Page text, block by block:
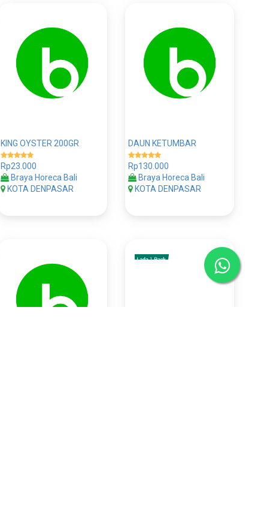
KING OYSTER 200GR
Rp23.000
Braya Horeca Bali
KOTA DENPASAR
DAUN KETUMBAR
Rp130.000
Braya Horeca Bali
KOTA DENPASAR